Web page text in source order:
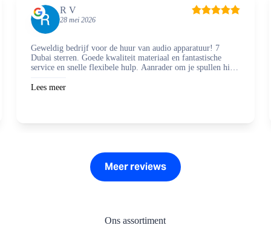
R V
28 mei 2026
Geweldig bedrijf voor de huur van audio apparatuur! 7
Dubai sterren. Goede kwaliteit materiaal en fantastische
service en snelle flexibele hulp. Aanrader om je spullen hier
Lees meer
Meer reviews
Ons assortiment